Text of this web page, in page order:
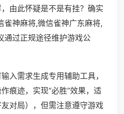
由此怀疑是不是有挂？确实
雀神麻将,微信雀神广东麻将,
通过正规途径维护游戏公
入需求生成专用辅助工具，
痕迹，实现“必胜”效果，适
对局），但需注意遵守游戏